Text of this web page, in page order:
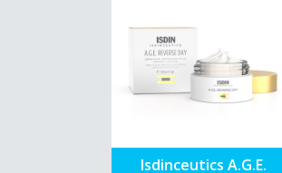
funciones de la piel,
mejorando su capacacidad
autoregenerarse. Envase
su mejor forma sin riesgo
a que se oxiden. Con ácidoIsdinceutics A.G.E.